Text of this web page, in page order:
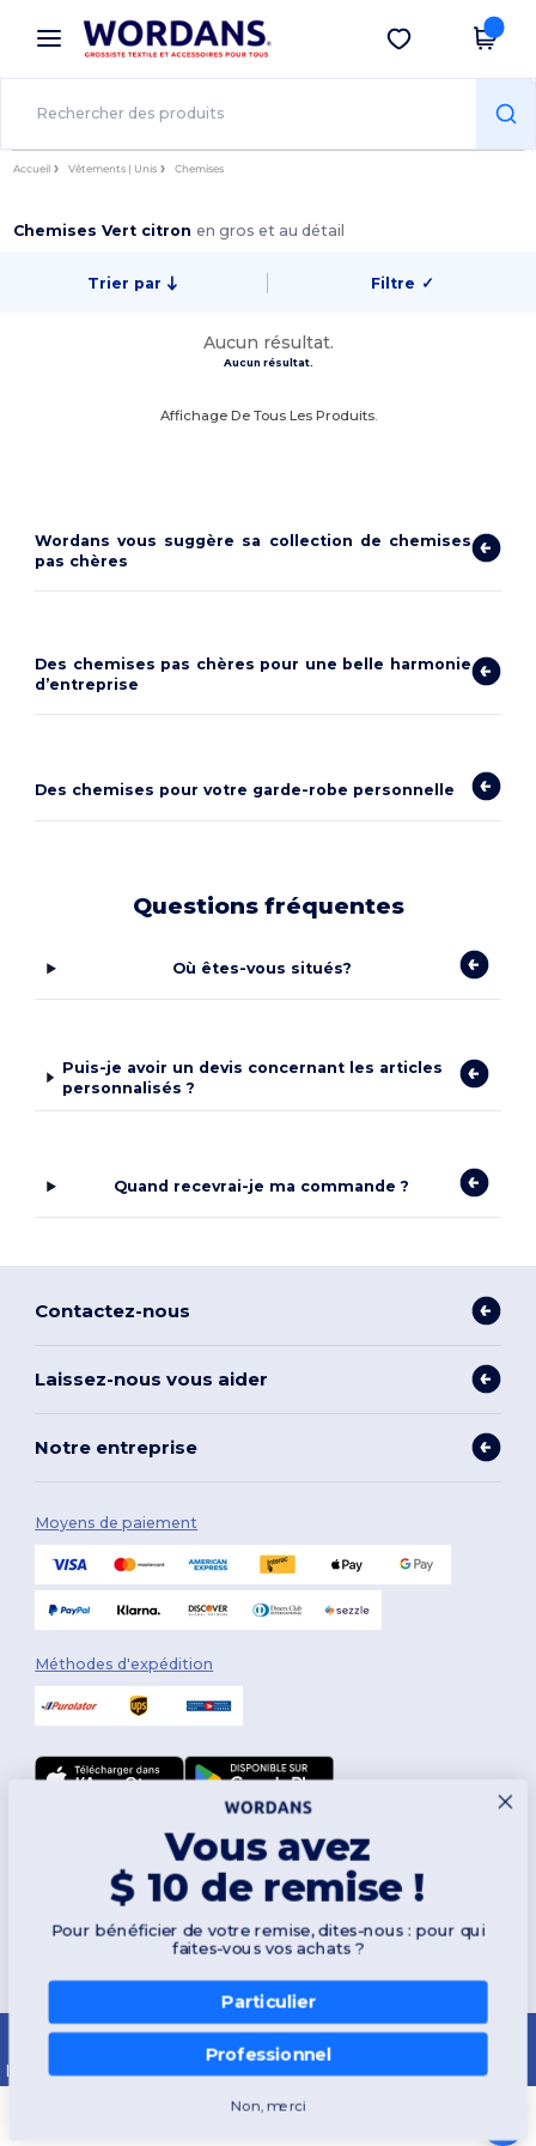
× Appli Wordans
Meilleurs prix sur l’app !
Obtenir l'appli
Accueil Vêtements | Unis Chemises
Chemises Vert citronen gros et au détail
Trier par Filtre ✓
Aucun résultat.
Aucun résultat.
Affichage De Tous Les Produits.
Wordans vous suggère sa collection de chemises
pas chères
Des chemises pas chères pour une belle harmonie
d’entreprise
Des chemises pour votre garde-robe personnelle
Questions fréquentes
Où êtes-vous situés?
Puis-je avoir un devis concernant les articles
personnalisés ?
Quand recevrai-je ma commande ?
Contactez-nous
Laissez-nous vous aider
Notre entreprise
Moyens de paiement
Méthodes d'expédition
2026. Tous droits réservés
|Politique de personnalisation
Montréal|Laval|Québec|Gatineau|Hamilton|Toronto|Brampton
|Edmonton|Vancouver
|
Surrey
Vous avez
$ 10 de remise !
Pour bénéficier de votre remise, dites-nous : pour qui
faites-vous vos achats ?
Particulier
Professionnel
Non, merci